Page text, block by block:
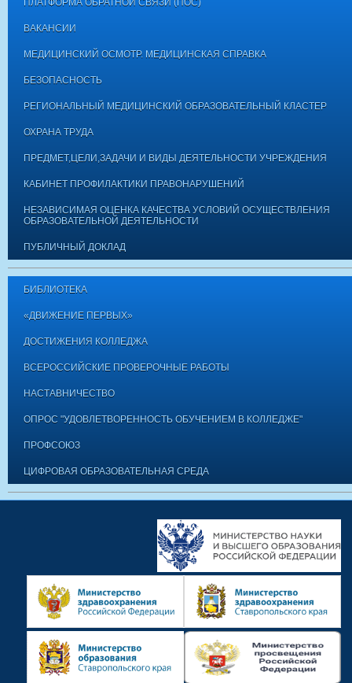
ВАКАНСИИ
МЕДИЦИНСКИЙ ОСМОТР. МЕДИЦИНСКАЯ СПРАВКА
БЕЗОПАСНОСТЬ
РЕГИОНАЛЬНЫЙ МЕДИЦИНСКИЙ ОБРАЗОВАТЕЛЬНЫЙ КЛАСТЕР
ОХРАНА ТРУДА
ПРЕДМЕТ,ЦЕЛИ,ЗАДАЧИ И ВИДЫ ДЕЯТЕЛЬНОСТИ УЧРЕЖДЕНИЯ
КАБИНЕТ ПРОФИЛАКТИКИ ПРАВОНАРУШЕНИЙ
НЕЗАВИСИМАЯ ОЦЕНКА КАЧЕСТВА УСЛОВИЙ ОСУЩЕСТВЛЕНИЯ
ОБРАЗОВАТЕЛЬНОЙ ДЕЯТЕЛЬНОСТИ
ПУБЛИЧНЫЙ ДОКЛАД
БИБЛИОТЕКА
«ДВИЖЕНИЕ ПЕРВЫХ»
ДОСТИЖЕНИЯ КОЛЛЕДЖА
ВСЕРОССИЙСКИЕ ПРОВЕРОЧНЫЕ РАБОТЫ
НАСТАВНИЧЕСТВО
ОПРОС "УДОВЛЕТВОРЕННОСТЬ ОБУЧЕНИЕМ В КОЛЛЕДЖЕ"
ПРОФСОЮЗ
ЦИФРОВАЯ ОБРАЗОВАТЕЛЬНАЯ СРЕДА